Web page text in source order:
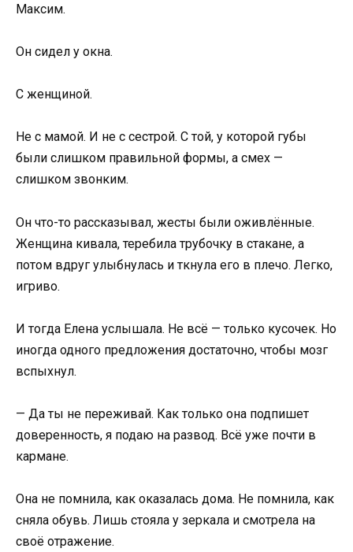
Максим.
Он сидел у окна.
С женщиной.
Не с мамой. И не с сестрой. С той, у которой губы
были слишком правильной формы, а смех —
слишком звонким.
Он что-то рассказывал, жесты были оживлённые.
Женщина кивала, теребила трубочку в стакане, а
потом вдруг улыбнулась и ткнула его в плечо. Легко,
игриво.
И тогда Елена услышала. Не всё — только кусочек. Но
иногда одного предложения достаточно, чтобы мозг
вспыхнул.
— Да ты не переживай. Как только она подпишет
доверенность, я подаю на развод. Всё уже почти в
кармане.
Она не помнила, как оказалась дома. Не помнила, как
сняла обувь. Лишь стояла у зеркала и смотрела на
своё отражение.